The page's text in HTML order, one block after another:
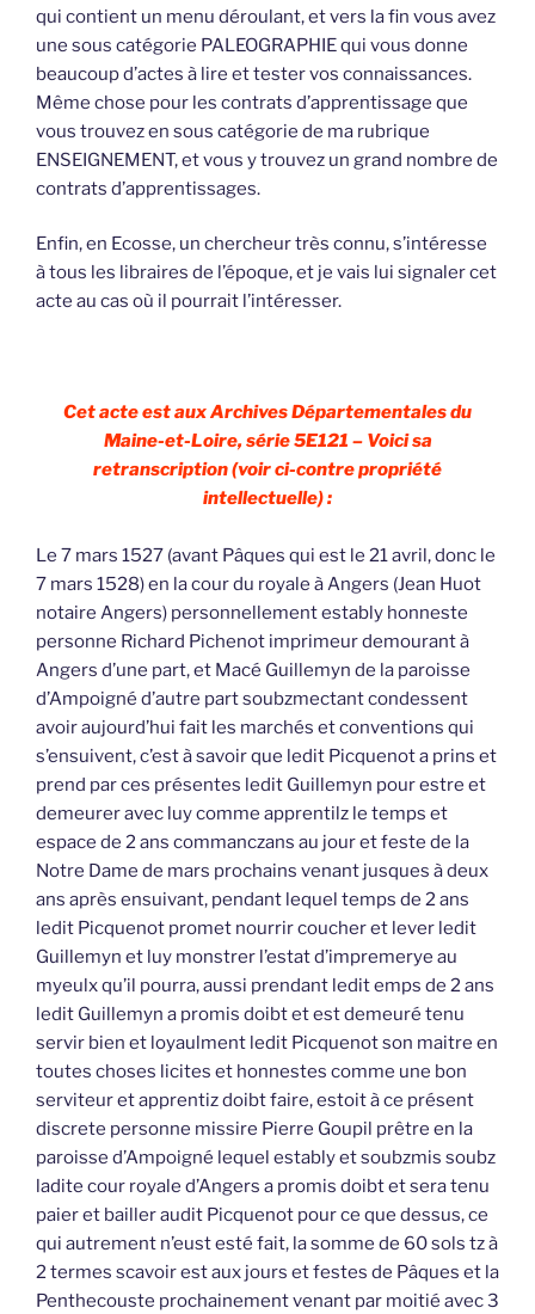
qui contient un menu déroulant, et vers la fin vous avez
une sous catégorie PALEOGRAPHIE qui vous donne
beaucoup d’actes à lire et tester vos connaissances.
Même chose pour les contrats d’apprentissage que
vous trouvez en sous catégorie de ma rubrique
ENSEIGNEMENT, et vous y trouvez un grand nombre de
contrats d’apprentissages.
Enfin, en Ecosse, un chercheur très connu, s’intéresse
à tous les libraires de l’époque, et je vais lui signaler cet
acte au cas où il pourrait l’intéresser.
Cet acte est aux Archives Départementales du
Maine-et-Loire, série 5E121 – Voici sa
retranscription (voir ci-contre propriété
intellectuelle) :
Le 7 mars 1527 (avant Pâques qui est le 21 avril, donc le
7 mars 1528) en la cour du royale à Angers (Jean Huot
notaire Angers) personnellement estably honneste
personne Richard Pichenot imprimeur demourant à
Angers d’une part, et Macé Guillemyn de la paroisse
d’Ampoigné d’autre part soubzmectant condessent
avoir aujourd’hui fait les marchés et conventions qui
s’ensuivent, c’est à savoir que ledit Picquenot a prins et
prend par ces présentes ledit Guillemyn pour estre et
demeurer avec luy comme apprentilz le temps et
espace de 2 ans commanczans au jour et feste de la
Notre Dame de mars prochains venant jusques à deux
ans après ensuivant, pendant lequel temps de 2 ans
ledit Picquenot promet nourrir coucher et lever ledit
Guillemyn et luy monstrer l’estat d’impremerye au
myeulx qu’il pourra, aussi prendant ledit emps de 2 ans
ledit Guillemyn a promis doibt et est demeuré tenu
servir bien et loyaulment ledit Picquenot son maitre en
toutes choses licites et honnestes comme une bon
serviteur et apprentiz doibt faire, estoit à ce présent
discrete personne missire Pierre Goupil prêtre en la
paroisse d’Ampoigné lequel estably et soubzmis soubz
ladite cour royale d’Angers a promis doibt et sera tenu
paier et bailler audit Picquenot pour ce que dessus, ce
qui autrement n’eust esté fait, la somme de 60 sols tz à
2 termes scavoir est aux jours et festes de Pâques et la
Penthecouste prochainement venant par moitié avec 3